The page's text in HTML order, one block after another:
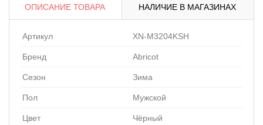
ОПИСАНИЕ ТОВАРА НАЛИЧИЕ В МАГАЗИНАХ
Артикул XN-M3204KSH
Бренд Abricot
Сезон Зима
Пол Мужской
Цвет Чёрный